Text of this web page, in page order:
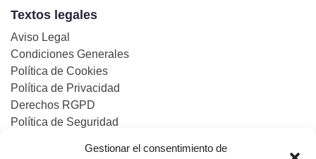
Gestionar el consentimiento de
Textos legales
Aviso Legal
Condiciones Generales
Política de Cookies
Política de Privacidad
Derechos RGPD
Política de Seguridad